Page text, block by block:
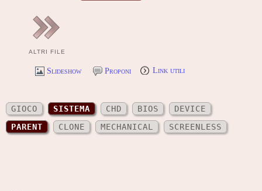
ALTRI FILE
Slideshow Proponi Link utili
GIOCO SISTEMA CHD BIOS
DEVICE
PARENT
CLONE MECHANICAL SCREENLESS